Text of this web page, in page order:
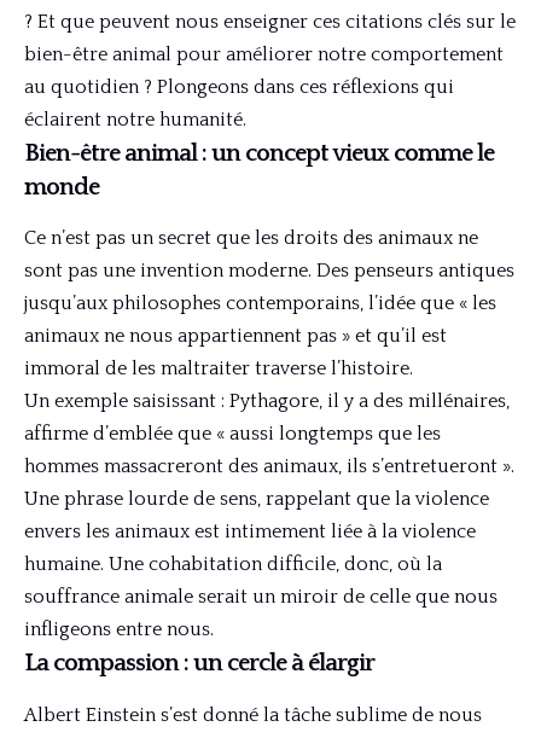
? Et que peuvent nous enseigner ces citations clés sur le
bien-être animal pour améliorer notre comportement
au quotidien ? Plongeons dans ces réflexions qui
éclairent notre humanité.
Bien-être animal : un concept vieux comme le
monde
Ce n’est pas un secret que les droits des animaux ne
sont pas une invention moderne. Des penseurs antiques
jusqu’aux philosophes contemporains, l’idée que « les
animaux ne nous appartiennent pas » et qu’il est
immoral de les maltraiter traverse l’histoire.
Un exemple saisissant : Pythagore, il y a des millénaires,
affirme d’emblée que « aussi longtemps que les
hommes massacreront des animaux, ils s’entretueront ».
Une phrase lourde de sens, rappelant que la violence
envers les animaux est intimement liée à la violence
humaine. Une cohabitation difficile, donc, où la
souffrance animale serait un miroir de celle que nous
infligeons entre nous.
La compassion : un cercle à élargir
Albert Einstein s’est donné la tâche sublime de nous